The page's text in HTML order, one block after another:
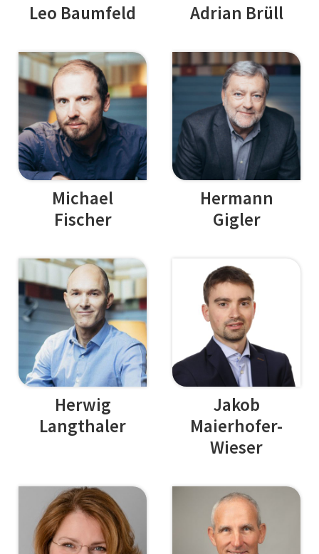
Leo Baumfeld Adrian Brüll
Michael
Fischer
Hermann
Gigler
Herwig
Langthaler
Jakob
Maierhofer-
Wieser